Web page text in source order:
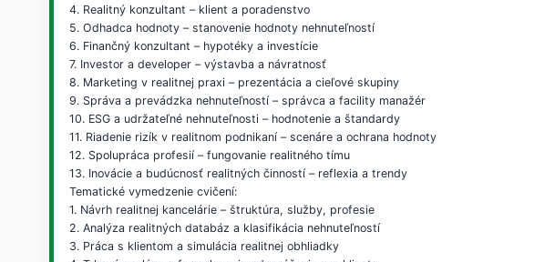
4. Realitný konzultant – klient a poradenstvo
5. Odhadca hodnoty – stanovenie hodnoty nehnuteľností
6. Finančný konzultant – hypotéky a investície
7. Investor a developer – výstavba a návratnosť
8. Marketing v realitnej praxi – prezentácia a cieľové skupiny
9. Správa a prevádzka nehnuteľností – správca a facility manažér
10. ESG a udržateľné nehnuteľnosti – hodnotenie a štandardy
11. Riadenie rizík v realitnom podnikaní – scenáre a ochrana hodnoty
12. Spolupráca profesií – fungovanie realitného tímu
13. Inovácie a budúcnosť realitných činností – reflexia a trendy
Tematické vymedzenie cvičení:
1. Návrh realitnej kancelárie – štruktúra, služby, profesie
2. Analýza realitných databáz a klasifikácia nehnuteľností
3. Práca s klientom a simulácia realitnej obhliadky